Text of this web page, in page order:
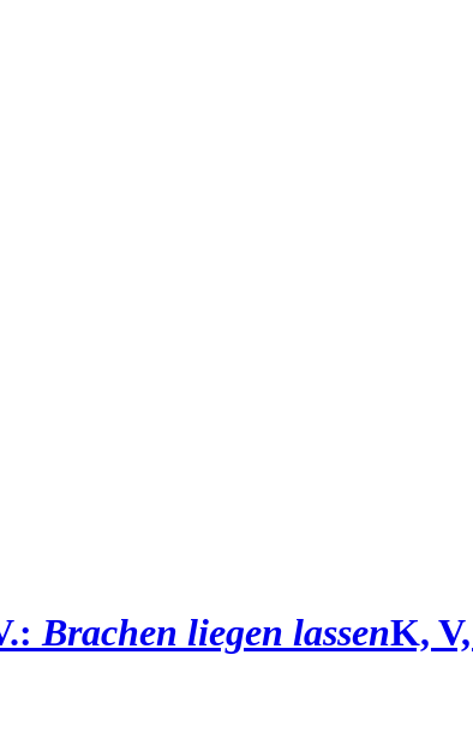
Brachen liegen lassenK,